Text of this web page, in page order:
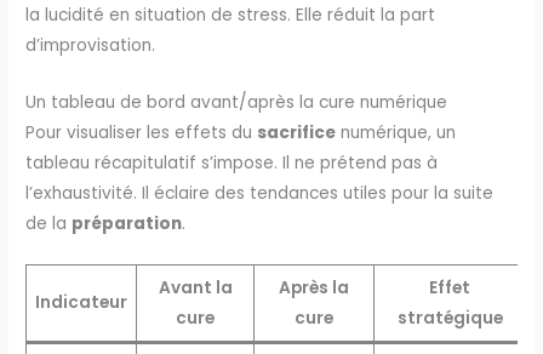
la lucidité en situation de stress. Elle réduit la part
d’improvisation.
Un tableau de bord avant/après la cure numérique
Pour visualiser les effets du sacrifice numérique, un
tableau récapitulatif s’impose. Il ne prétend pas à
l’exhaustivité. Il éclaire des tendances utiles pour la suite
de la préparation.
Indicateur
Avant la
cure
Après la
cure
Effet
stratégique